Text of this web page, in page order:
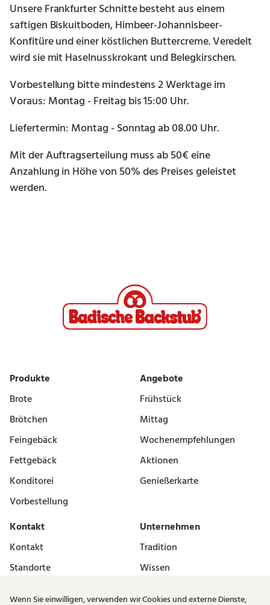
Unsere Frankfurter Schnitte besteht aus einem
saftigen Biskuitboden, Himbeer-Johannisbeer-
Konfitüre und einer köstlichen Buttercreme. Veredelt
wird sie mit Haselnusskrokant und Belegkirschen.
Vorbestellung bitte mindestens 2 Werktage im
Voraus: Montag - Freitag bis 15:00 Uhr.
Liefertermin: Montag - Sonntag ab 08.00 Uhr.
Mit der Auftragserteilung muss ab 50€ eine
Anzahlung in Höhe von 50% des Preises geleistet
werden.
Produkte
Brote
Brötchen
Feingebäck
Fettgebäck
Konditorei
Vorbestellung
Angebote
Frühstück
Mittag
Wochenempfehlungen
Aktionen
Genießerkarte
Kontakt
Kontakt
Standorte
Unternehmen
Tradition
Wissen
Wenn Sie einwilligen, verwenden wir Cookies und externe Dienste,